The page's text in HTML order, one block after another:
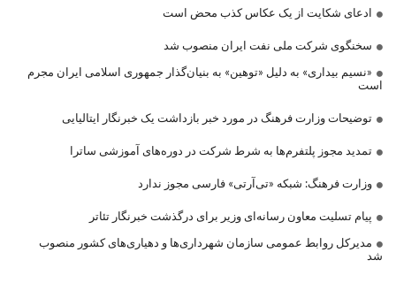
ادعای شکایت از یک عکاس کذب محض است
سخنگوی شرکت ملی نفت ایران منصوب شد
«نسیم بیداری» به دلیل «توهین» به بنیان‌گذار جمهوری اسلامی ایران مجرم
است
توضیحات وزارت فرهنگ در مورد خبر بازداشت یک خبرنگار ایتالیایی
تمدید مجوز پلتفرم‌ها به شرط شرکت در دوره‌های آموزشی ساترا
وزارت فرهنگ: شبکه «تی‌آرتی» فارسی مجوز ندارد
پیام تسلیت معاون رسانه‌ای وزیر برای درگذشت خبرنگار تئاتر
مدیرکل روابط عمومی سازمان شهرداری‌ها و دهیاری‌های کشور منصوب
شد